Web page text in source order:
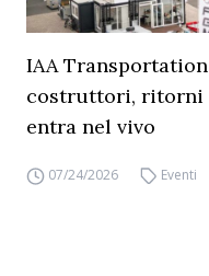
IAA
costruttori, ritorni
entra nel vivo
07/24/2026 Eventi